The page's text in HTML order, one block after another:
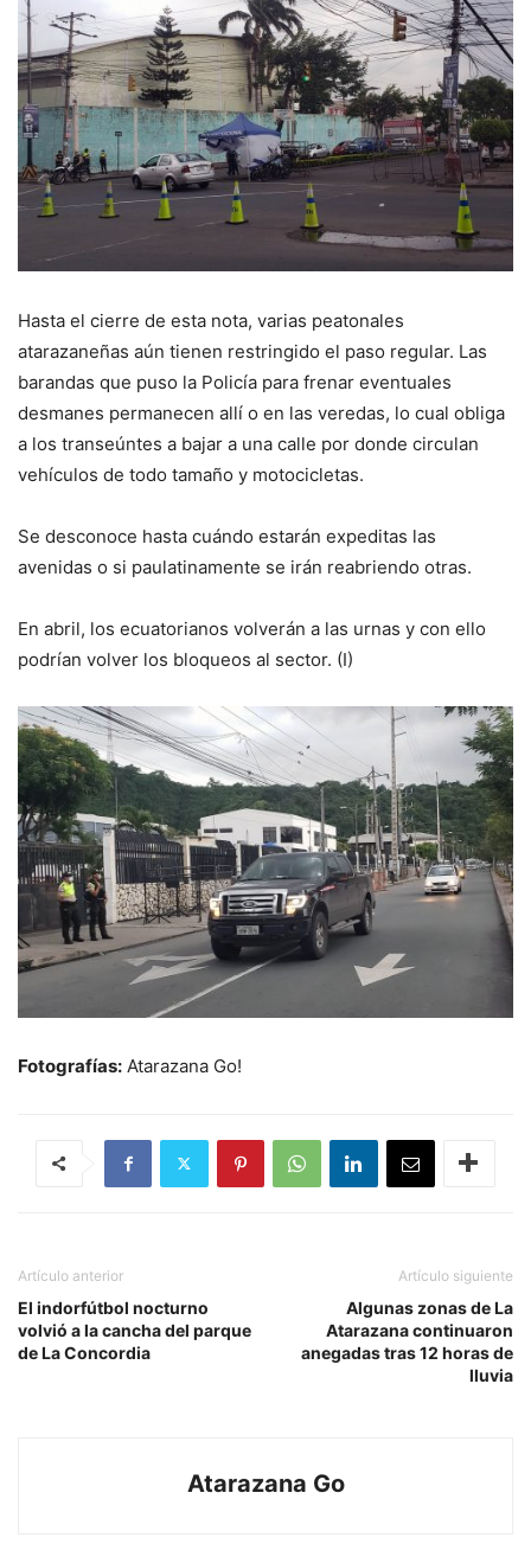
Hasta el cierre de esta nota, varias peatonales
atarazaneñas aún tienen restringido el paso regular. Las
barandas que puso la Policía para frenar eventuales
desmanes permanecen allí o en las veredas, lo cual obliga
a los transeúntes a bajar a una calle por donde circulan
vehículos de todo tamaño y motocicletas.
Se desconoce hasta cuándo estarán expeditas las
avenidas o si paulatinamente se irán reabriendo otras.
En abril, los ecuatorianos volverán a las urnas y con ello
podrían volver los bloqueos al sector. (I)
Fotografías: Atarazana Go!
Artículo anterior
El indorfútbol nocturno
volvió a la cancha del parque
de La Concordia
Artículo siguiente
Algunas zonas de La
Atarazana continuaron
anegadas tras 12 horas de
lluvia
Atarazana Go